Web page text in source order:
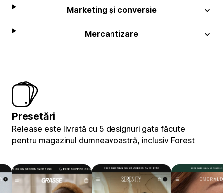
Marketing și conversie
Mercantizare
Presetări
Release este livrată cu 5 designuri gata făcute
pentru magazinul dumneavoastră, inclusiv Forest